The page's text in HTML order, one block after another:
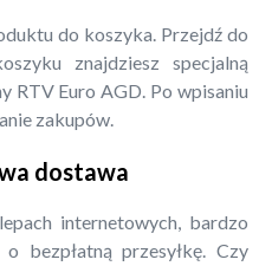
do koszyka. Przejdź do
znajdziesz specjalną
RTV Euro AGD. Po wpisaniu
zakupów.
dostawa
internetowych, bardzo
bezpłatną przesyłkę. Czy